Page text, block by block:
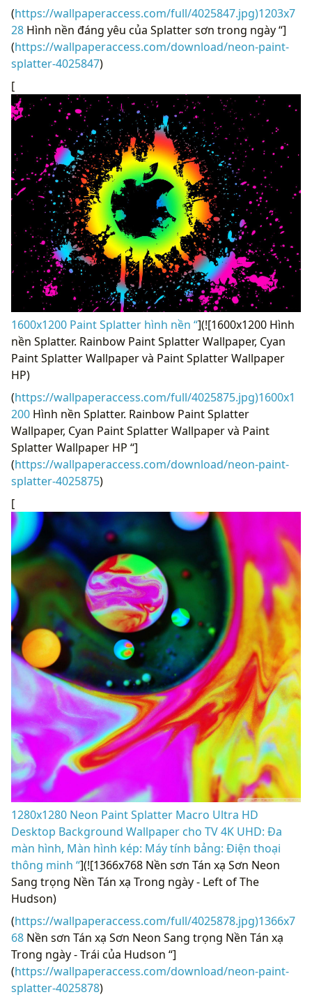
(https://wallpaperaccess.com/full/4025847.jpg)1203x7
28 Hình nền đáng yêu của Splatter sơn trong ngày “]
(https://wallpaperaccess.com/download/neon-paint-
splatter-4025847)
[
1600x1200 Paint Splatter hình nền “](![1600x1200 Hình
nền Splatter. Rainbow Paint Splatter Wallpaper, Cyan
Paint Splatter Wallpaper và Paint Splatter Wallpaper
HP)
(https://wallpaperaccess.com/full/4025875.jpg)1600x1
200 Hình nền Splatter. Rainbow Paint Splatter
Wallpaper, Cyan Paint Splatter Wallpaper và Paint
Splatter Wallpaper HP “]
(https://wallpaperaccess.com/download/neon-paint-
splatter-4025875)
[
1280x1280 Neon Paint Splatter Macro Ultra HD
Desktop Background Wallpaper cho TV 4K UHD: Đa
màn hình, Màn hình kép: Máy tính bảng: Điện thoại
thông minh “](![1366x768 Nền sơn Tán xạ Sơn Neon
Sang trọng Nền Tán xạ Trong ngày - Left of The
Hudson)
(https://wallpaperaccess.com/full/4025878.jpg)1366x7
68 Nền sơn Tán xạ Sơn Neon Sang trọng Nền Tán xạ
Trong ngày - Trái của Hudson “]
(https://wallpaperaccess.com/download/neon-paint-
splatter-4025878)